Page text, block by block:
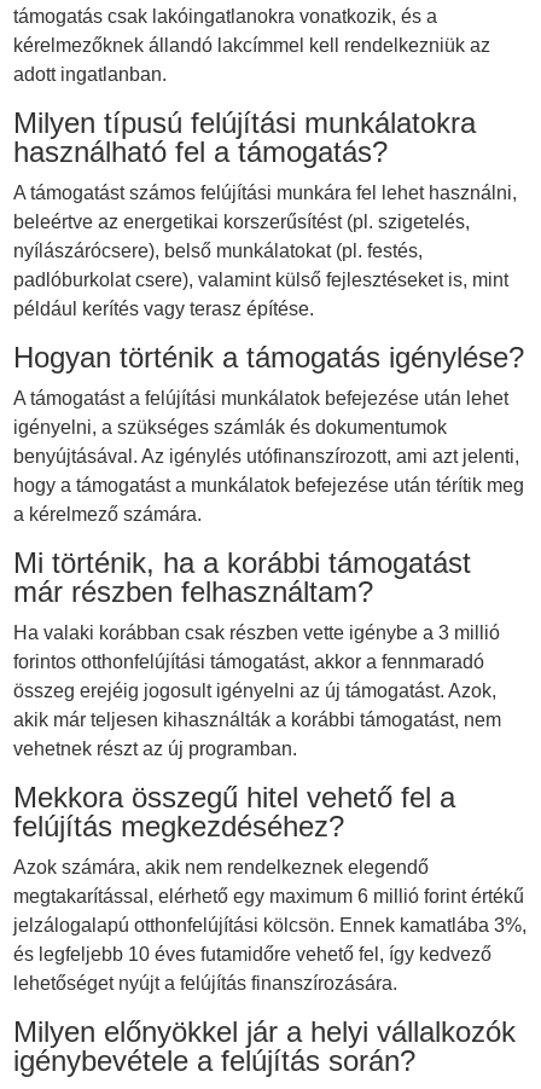
támogatás csak lakóingatlanokra vonatkozik, és a
kérelmezőknek állandó lakcímmel kell rendelkezniük az
adott ingatlanban.
Milyen típusú felújítási munkálatokra
használható fel a támogatás?
A támogatást számos felújítási munkára fel lehet használni,
beleértve az energetikai korszerűsítést (pl. szigetelés,
nyílászárócsere), belső munkálatokat (pl. festés,
padlóburkolat csere), valamint külső fejlesztéseket is, mint
például kerítés vagy terasz építése.
Hogyan történik a támogatás igénylése?
A támogatást a felújítási munkálatok befejezése után lehet
igényelni, a szükséges számlák és dokumentumok
benyújtásával. Az igénylés utófinanszírozott, ami azt jelenti,
hogy a támogatást a munkálatok befejezése után térítik meg
a kérelmező számára.
Mi történik, ha a korábbi támogatást
már részben felhasználtam?
Ha valaki korábban csak részben vette igénybe a 3 millió
forintos otthonfelújítási támogatást, akkor a fennmaradó
összeg erejéig jogosult igényelni az új támogatást. Azok,
akik már teljesen kihasználták a korábbi támogatást, nem
vehetnek részt az új programban.
Mekkora összegű hitel vehető fel a
felújítás megkezdéséhez?
Azok számára, akik nem rendelkeznek elegendő
megtakarítással, elérhető egy maximum 6 millió forint értékű
jelzálogalapú otthonfelújítási kölcsön. Ennek kamatlába 3%,
és legfeljebb 10 éves futamidőre vehető fel, így kedvező
lehetőséget nyújt a felújítás finanszírozására.
Milyen előnyökkel jár a helyi vállalkozók
igénybevétele a felújítás során?